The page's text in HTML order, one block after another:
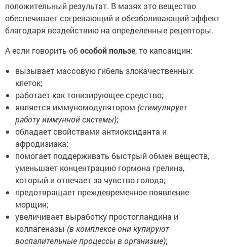
положительный результат. В мазях это вещество
обеспечивает согревающий и обезболивающий эффект
благодаря воздействию на определенные рецепторы.
А если говорить обособой пользе, то капсаицин:
вызывает массовую гибель злокачественных
клеток;
работает как тонизирующее средство;
является иммуномодулятором (стимулирует
работу иммунной системы);
обладает свойствами антиоксиданта и
афродизиака;
помогает поддерживать быстрый обмен веществ,
уменьшает концентрацию гормона грелина,
который и отвечает за чувство голода;
предотвращает преждевременное появление
морщин;
увеличивает выработку простогландина и
коллагеназы (в комплексе они купируют
воспалительные процессы в организме);